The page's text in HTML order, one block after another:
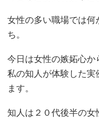
女性の多い職場では
ち。
今日は女性の嫉妬心か
私の知人が体験した
ます。
知人は２０代後半の女